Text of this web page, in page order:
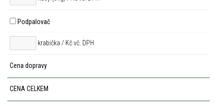
Podpalovač
krabička / Kč vč. DPH
Cena dopravy
CENA CELKEM